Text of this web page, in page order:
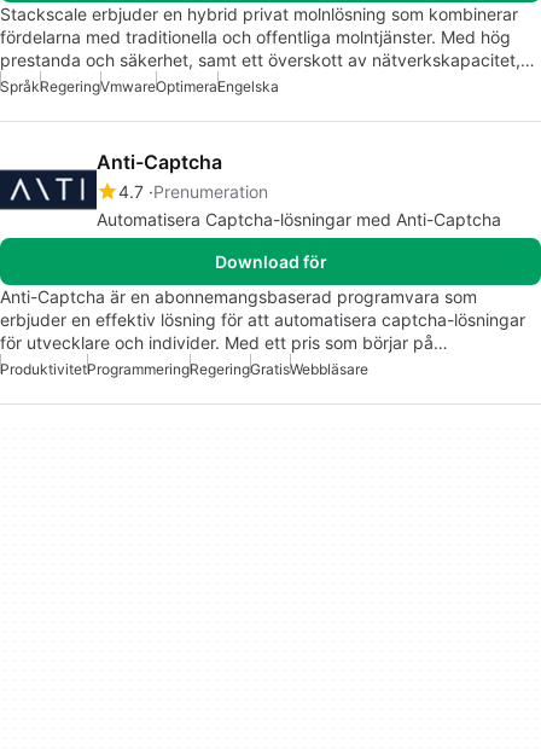
Stackscale erbjuder en hybrid privat molnlösning som kombinerar
fördelarna med traditionella och offentliga molntjänster. Med hög
prestanda och säkerhet, samt ett överskott av nätverkskapacitet,…
SpråkRegeringVmwareOptimeraEngelska
Anti-Captcha
4.7 Prenumeration
Automatisera Captcha-lösningar med Anti-Captcha
Download för
Anti-Captcha är en abonnemangsbaserad programvara som
erbjuder en effektiv lösning för att automatisera captcha-lösningar
för utvecklare och individer. Med ett pris som börjar på…
ProduktivitetProgrammeringRegeringGratisWebbläsare